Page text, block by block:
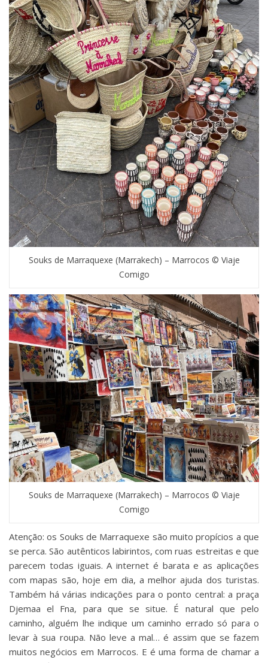
Souks de Marraquexe (Marrakech) – Marrocos © Viaje
Comigo
Souks de Marraquexe (Marrakech) – Marrocos © Viaje
Comigo
Atenção: os Souks de Marraquexe são muito propícios a que
se perca. São autênticos labirintos, com ruas estreitas e que
parecem todas iguais. A internet é barata e as aplicações
com mapas são, hoje em dia, a melhor ajuda dos turistas.
Também há várias indicações para o ponto central: a praça
Djemaa el Fna, para que se situe. É natural que pelo
caminho, alguém lhe indique um caminho errado só para o
levar à sua roupa. Não leve a mal… é assim que se fazem
muitos negócios em Marrocos. E é uma forma de chamar a